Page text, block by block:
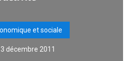
et sociale
décembre 2011